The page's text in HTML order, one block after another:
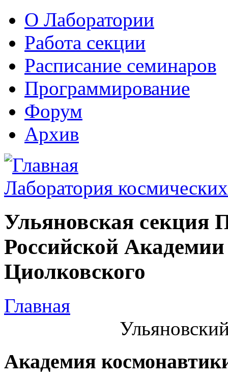
О Лаборатории
Работа секции
Расписание семинаров
Программирование
Форум
Архив
Лаборатория
Ульяновская секция
Российской
Циолковского
Главная
Академия